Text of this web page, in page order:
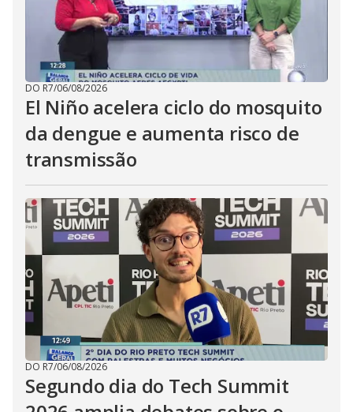
DO R7/06/08/2026
El Niño acelera ciclo do mosquito
da dengue e aumenta risco de
transmissão
DO R7/06/08/2026
Segundo dia do Tech Summit